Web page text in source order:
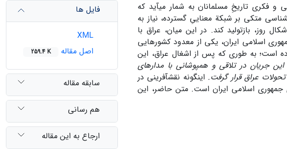
و فکری تاریخِ مسلمانان به شمار می‏آید که
متکی بر شبکة معناییِ گسترده، نیاز به
روز، بازتولید کند. در این میان، عراق با
اسلامی ایران، یکی از معدود کشورهایی
است؛ به طوری که پس از اشغال عراق، این
این جریان در تلاقی و همپوشانی با مدارهای
عراق قرار گرفت. اینگونه نقش‏آفرینی در
جمهوری ‏اسلامی ایران است. متن حاضر، این
فایل ها
اصل مقاله
259.4 K
سابقه مقاله
هم رسانی
ارجاع به این مقاله